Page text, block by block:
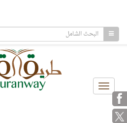
Toggle
navigation